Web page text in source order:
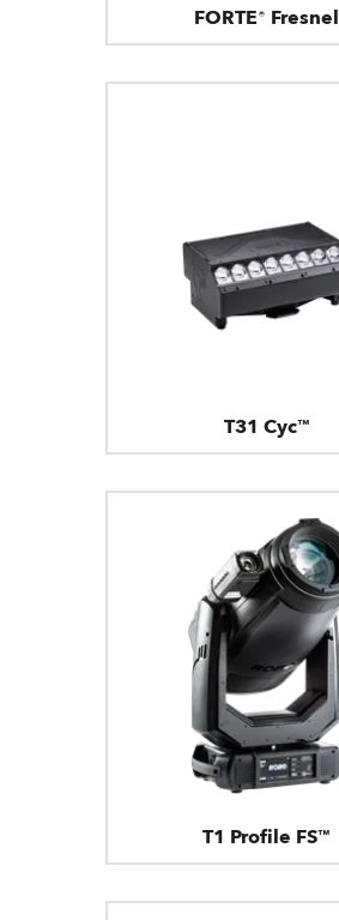
FORTE® Fresnel
T31 Cyc™
T1 Profile FS™